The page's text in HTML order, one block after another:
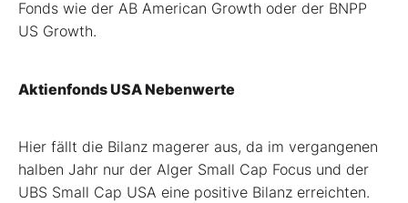
Fonds wie der AB American Growth oder der BNPP
US Growth.
Aktienfonds USA Nebenwerte
Hier fällt die Bilanz magerer aus, da im vergangenen
halben Jahr nur der Alger Small Cap Focus und der
UBS Small Cap USA eine positive Bilanz erreichten.